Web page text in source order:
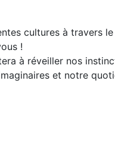
cultures à travers
!
à réveiller nos
et notre